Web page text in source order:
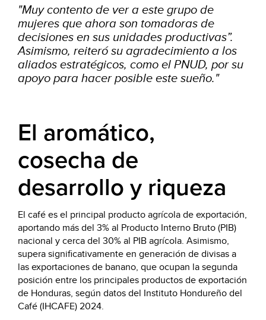
"Muy contento de ver a este grupo de
mujeres que ahora son tomadoras de
decisiones en sus unidades productivas”.
Asimismo, reiteró su agradecimiento a los
aliados estratégicos, como el PNUD, por su
apoyo para hacer posible este sueño."
El aromático,
cosecha de
desarrollo y riqueza
El café es el principal producto agrícola de exportación,
aportando más del 3% al Producto Interno Bruto (PIB)
nacional y cerca del 30% al PIB agrícola. Asimismo,
supera significativamente en generación de divisas a
las exportaciones de banano, que ocupan la segunda
posición entre los principales productos de exportación
de Honduras, según datos del Instituto Hondureño del
Café (IHCAFE) 2024.